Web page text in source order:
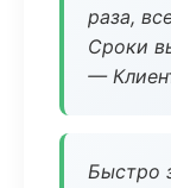
раза,
Сроки
—
Быстро